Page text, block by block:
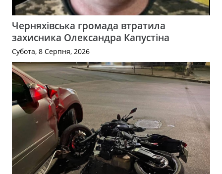
Черняхівська громада втратила
захисника Олександра Капустіна
Субота, 8 Серпня, 2026